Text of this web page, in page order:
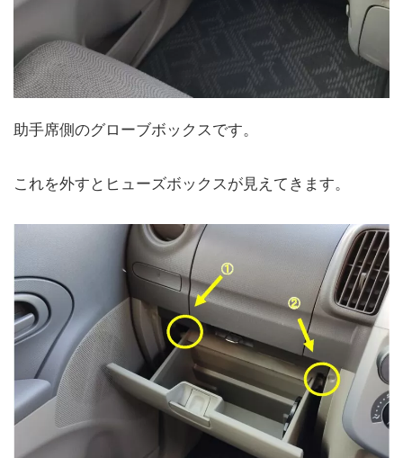
助手席側のグローブボックスです。
これを外すとヒューズボックスが見えてきます。